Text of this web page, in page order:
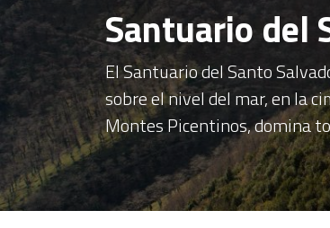
Santuario del
El Santuario del Santo
sobre el nivel del mar, en la
Montes Picentinos, domina